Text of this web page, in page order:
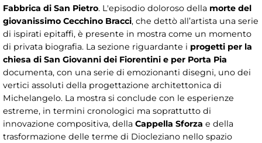
Fabbrica di San Pietro. L'episodio doloroso della morte del
giovanissimo Cecchino Bracci, che dettò all’artista una serie
di ispirati epitaffi, è presente in mostra come un momento
di privata biografia. La sezione riguardante i progetti per la
chiesa di San Giovanni dei Fiorentini e per Porta Pia
documenta, con una serie di emozionanti disegni, uno dei
vertici assoluti della progettazione architettonica di
Michelangelo. La mostra si conclude con le esperienze
estreme, in termini cronologici ma soprattutto di
innovazione compositiva, della Cappella Sforza e della
trasformazione delle terme di Diocleziano nello spazio